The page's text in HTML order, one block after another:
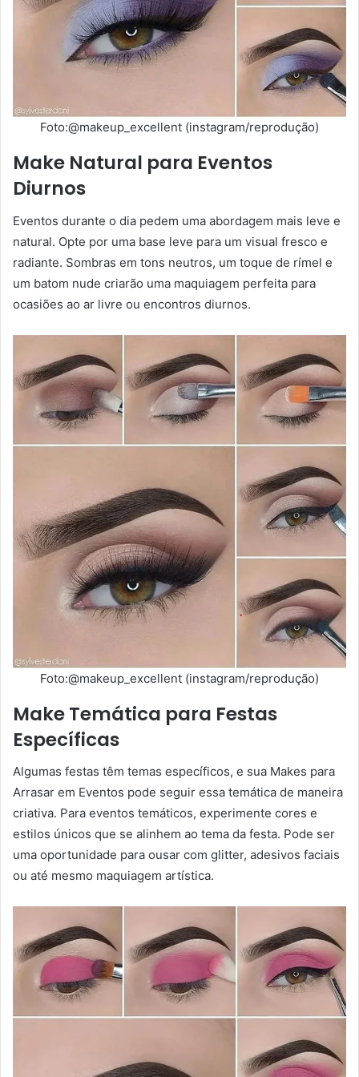
Foto:@makeup_excellent (instagram/reprodução)
Make Natural para Eventos
Diurnos
Eventos durante o dia pedem uma abordagem mais leve e
natural. Opte por uma base leve para um visual fresco e
radiante. Sombras em tons neutros, um toque de rímel e
um batom nude criarão uma maquiagem perfeita para
ocasiões ao ar livre ou encontros diurnos.
Foto:@makeup_excellent (instagram/reprodução)
Make Temática para Festas
Específicas
Algumas festas têm temas específicos, e sua Makes para
Arrasar em Eventos pode seguir essa temática de maneira
criativa. Para eventos temáticos, experimente cores e
estilos únicos que se alinhem ao tema da festa. Pode ser
uma oportunidade para ousar com glitter, adesivos faciais
ou até mesmo maquiagem artística.